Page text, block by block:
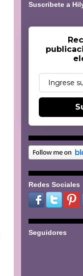
Suscribete a
Redes Sociales
Seguidores